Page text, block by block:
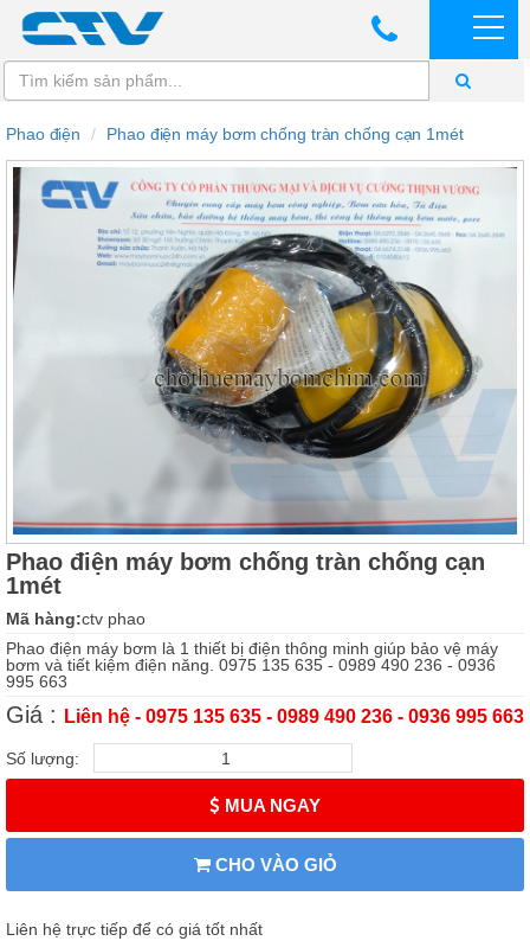
Phao điện Phao điện máy bơm chống tràn chống cạn 1mét
Phao điện máy bơm chống tràn chống cạn
1mét
Mã hàng:ctv phao
Phao điện máy bơm là 1 thiết bị điện thông minh giúp bảo vệ máy
bơm và tiết kiệm điện năng. 0975 135 635 - 0989 490 236 - 0936
995 663
Giá : Liên hệ - 0975 135 635 - 0989 490 236 - 0936 995 663
Số lượng:
MUA NGAY
CHO VÀO GIỎ
Liên hệ trực tiếp để có giá tốt nhất